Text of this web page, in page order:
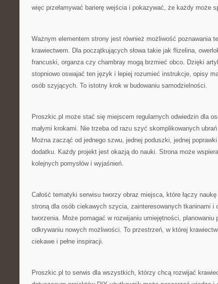
więc przełamywać barierę wejścia i pokazywać, że każdy może
Ważnym elementem strony jest również możliwość poznawania
krawiectwem. Dla początkujących słowa takie jak flizelina,
francuski, organza czy chambray mogą brzmieć obco. Dzięki
stopniowo oswajać ten język i lepiej rozumieć instrukcje, opisy
osób szyjących. To istotny krok w budowaniu samodzielności.
Proszkic.pl może stać się miejscem regularnych odwiedzin dla
małymi krokami. Nie trzeba od razu szyć skomplikowanych
Można zacząć od jednego szwu, jednej poduszki, jednej
dodatku. Każdy projekt jest okazją do nauki. Strona może
kolejnych pomysłów i wyjaśnień.
Całość tematyki serwisu tworzy obraz miejsca, które łączy
stroną dla osób ciekawych szycia, zainteresowanych tkaninami i
tworzenia. Może pomagać w rozwijaniu umiejętności, planowaniu
odkrywaniu nowych możliwości. To przestrzeń, w której
ciekawe i pełne inspiracji.
Proszkic.pl to serwis dla wszystkich, którzy chcą rozwijać